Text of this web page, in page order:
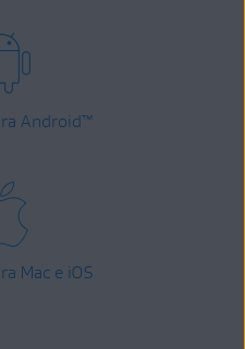
Android™
Mac e iOS